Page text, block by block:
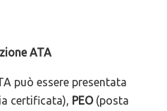
ATA
può essere presentata
certificata), PEO(posta